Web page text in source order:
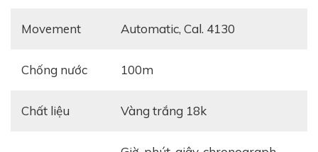
Movement automatic, Cal. 4130
Chống nước 100m
Chất liệu vàng trắng 18k